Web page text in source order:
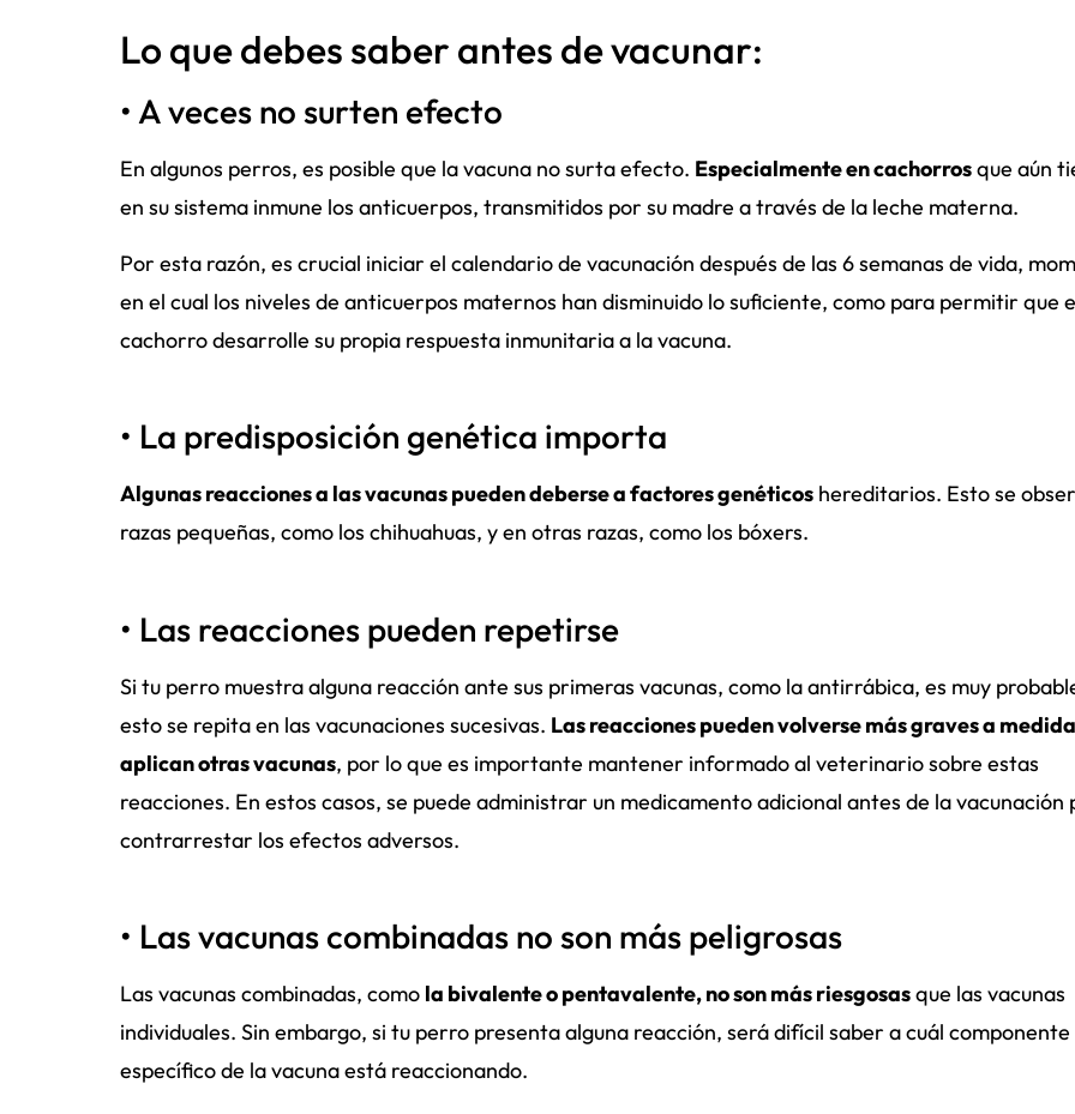
Lo que debes saber antes de vacunar:
• A veces no surten efecto
En algunos perros, es posible que la vacuna no surta efecto. Especialmente en cachorrosque aún
en su sistema inmune los anticuerpos, transmitidos por su madre a través de la leche materna.
Por esta razón, es crucial iniciar el calendario de vacunación después de las 6 semanas de vida,
en el cual los niveles de anticuerpos maternos han disminuido lo suficiente, como para permitir que
cachorro desarrolle su propia respuesta inmunitaria a la vacuna.
• La predisposición genética importa
Algunas reacciones a las vacunas pueden deberse a factores genéticos hereditarios. Esto se
razas pequeñas, como los chihuahuas, y en otras razas, como los bóxers.
• Las reacciones pueden repetirse
Si tu perro muestra alguna reacción ante sus primeras vacunas, como la antirrábica, es muy
esto se repita en las vacunaciones sucesivas. Las reacciones pueden volverse más graves a
aplican otras vacunas, por lo que es importante mantener informado al veterinario sobre estas
reacciones. En estos casos, se puede administrar un medicamento adicional antes de la vacunación
contrarrestar los efectos adversos.
• Las vacunas combinadas no son más peligrosas
Las vacunas combinadas, como la bivalente o pentavalente, no son más riesgosasque las vacunas
individuales. Sin embargo, si tu perro presenta alguna reacción, será difícil saber a cuál componente
específico de la vacuna está reaccionando.